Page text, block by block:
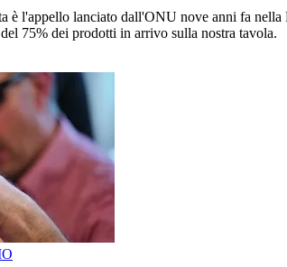
è l'appello lanciato dall'ONU nove anni fa
75% dei prodotti in arrivo sulla nostra tavola.